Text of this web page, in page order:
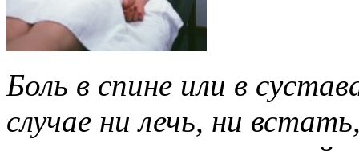
Боль в спине или в
случае ни лечь, ни